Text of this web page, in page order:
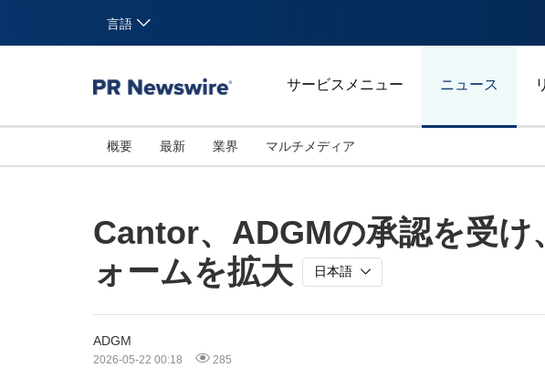
言語
サービスメニュー ニュース
概要 最新 業界 マルチメディア
Cantor、ADGMの承認を受
ォームを拡大
日本語
ADGM
2026-05-22 00:18 285